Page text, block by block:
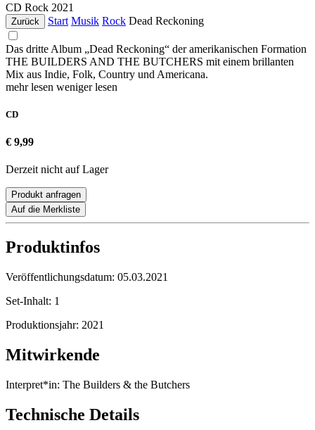
CD Rock 2021
Zurück Start Musik Rock Dead Reckoning
Das dritte Album „Dead Reckoning“ der amerikanischen Formation
THE BUILDERS AND THE BUTCHERS mit einem brillanten
Mix aus Indie, Folk, Country und Americana.
mehr lesen weniger lesen
CD
€ 9,99
Derzeit nicht auf Lager
Produkt anfragen
Auf die Merkliste
Produktinfos
Veröffentlichungsdatum: 05.03.2021
Set-Inhalt: 1
Produktionsjahr: 2021
Mitwirkende
Interpret*in: The Builders & the Butchers
Technische Details